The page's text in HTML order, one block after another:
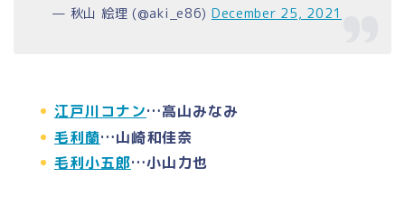
— 秋山 絵理 (@aki_e86) December 25, 2021
江戸川コナン…高山みなみ
毛利蘭…山崎和佳奈
毛利小五郎…小山力也